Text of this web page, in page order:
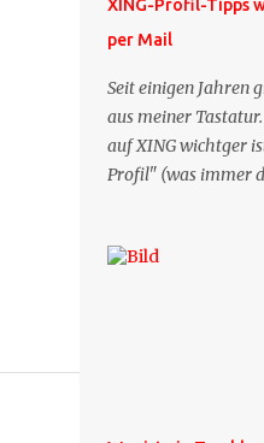
XING-Profil-Tipps
per Mail
Seit einigen Jahren
aus meiner
auf XING wichtger
Profil" (was immer
es jetzt die Profil-
Weitere